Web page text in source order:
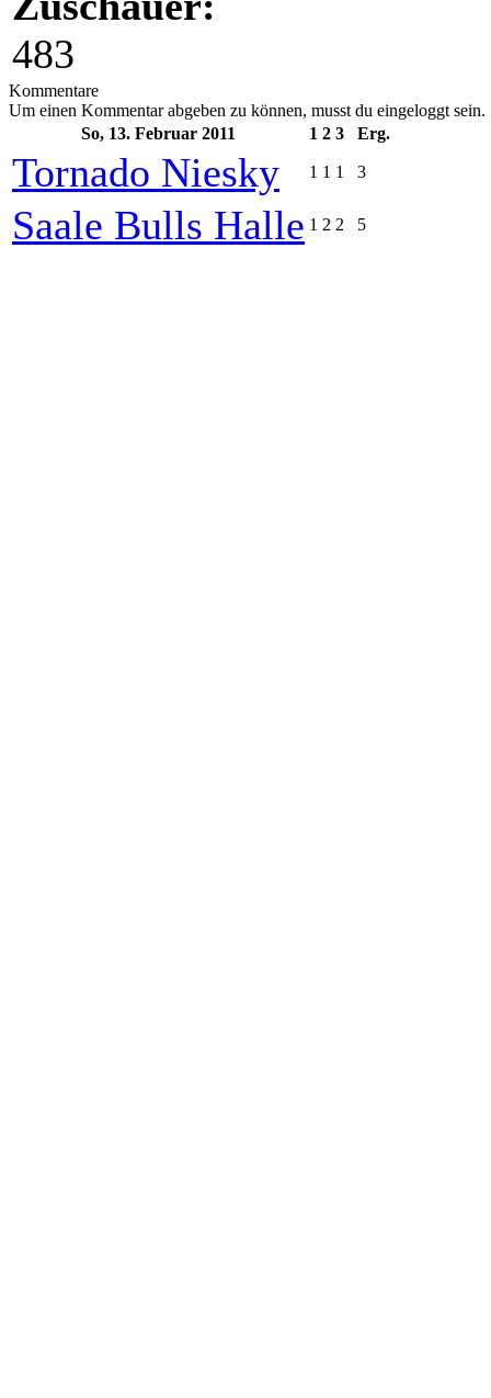
483
Kommentare
Um einen Kommentar abgeben zu können, musst du eingeloggt sein.
So, 13. Februar 2011
1 2 3 Erg.
Tornado Niesky 1 1 1 3
Saale Bulls Halle 1 2 2 5